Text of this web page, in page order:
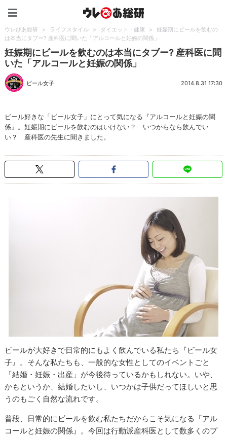
ウレぴあ総研 > ライフスタイル > ダイエット・健康 >
妊娠期にビールを飲むの
は本当にタブー? 産科医に聞いた「アルコールと妊娠の関係」
妊娠期にビールを飲むのは本当にタブー? 産科医に聞
いた「アルコールと妊娠の関係」
ビール女子 2014.8.31 17:30
ビール好きな「ビール女子」にとって気になる『アルコールと妊娠の関
係』。妊娠期にビールを飲むのはいけない？ いつからなら飲んでい
い？ 産科医の先生に聞きました。
ビールが大好きで日常的にもよく飲んでいる私たち『ビール女
子』。そんな私たちも、一般的な女性としてのイベントごと
「結婚・妊娠・出産」が今後待っているかもしれない。いや、
かもというか、結婚したいし、いつかは子供だってほしいと思
うのもごく自然な流れです。
普段、日常的にビールを飲む私たちだからこそ気になる『アル
コールと妊娠の関係』。今回は行動派産科医として数多くのプ